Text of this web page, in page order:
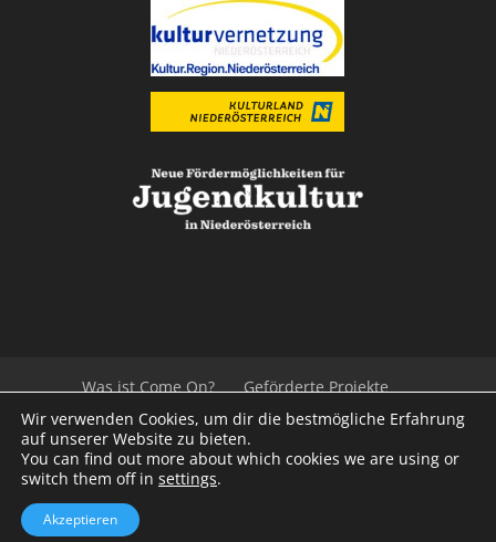
Was ist Come On?
Geförderte Projekte
Der Beirat
Impressum/Datenschutz
Links
Presse
© 2020Kulturvernetzung Niederösterreich
Wir verwenden Cookies, um dir die bestmögliche Erfahrung
auf unserer Website zu bieten.
You can find out more about which cookies we are using or
switch them off in settings.
Akzeptieren